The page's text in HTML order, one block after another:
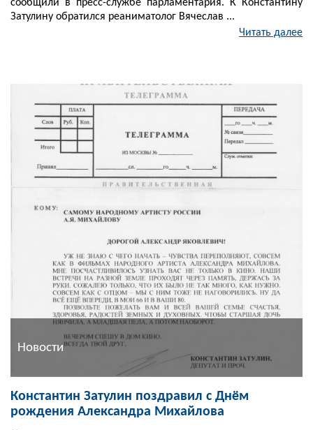
сообщили в пресс-службе парламентария. К Константину
Затулину обратился реаниматолог Вячеслав ...
Читать далее
Новости
Константин Затулин поздравил с Днём
рождения Александра Михайлова